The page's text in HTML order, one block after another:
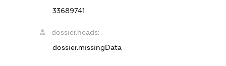
33689741
dossier.heads:
dossier.missingData